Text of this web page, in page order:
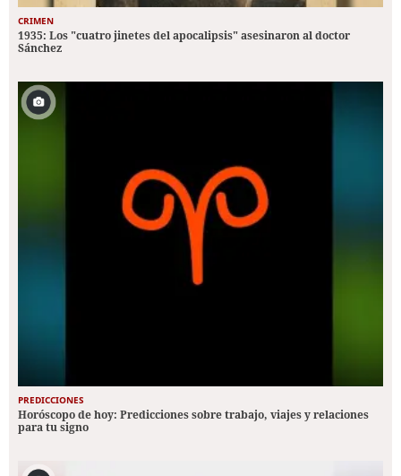
CRIMEN
1935: Los "cuatro jinetes del apocalipsis" asesinaron al doctor
Sánchez
PREDICCIONES
Horóscopo de hoy: Predicciones sobre trabajo, viajes y relaciones
para tu signo